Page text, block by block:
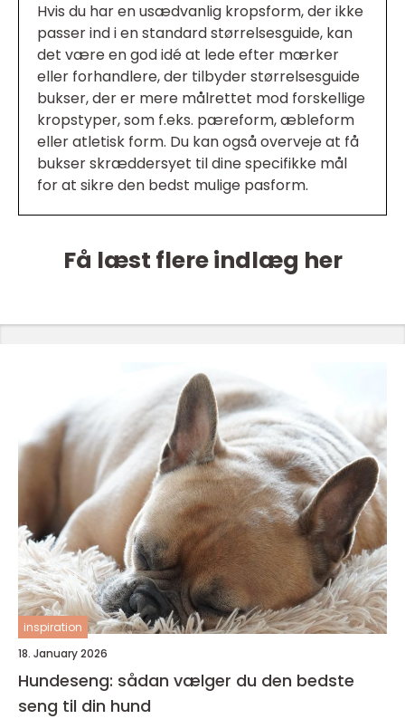
Hvis du har en usædvanlig kropsform, der ikke
passer ind i en standard størrelsesguide, kan
det være en god idé at lede efter mærker
eller forhandlere, der tilbyder størrelsesguide
bukser, der er mere målrettet mod forskellige
kropstyper, som f.eks. pæreform, æbleform
eller atletisk form. Du kan også overveje at få
bukser skræddersyet til dine specifikke mål
for at sikre den bedst mulige pasform.
Få læst flere indlæg her
inspiration
18. January 2026
Hundeseng: sådan vælger du den bedste
seng til din hund